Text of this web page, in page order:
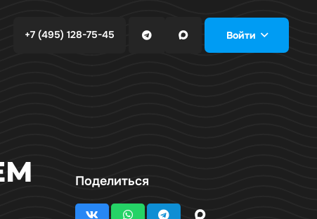
+7 (495) 128-75-45 Войти
Поделиться